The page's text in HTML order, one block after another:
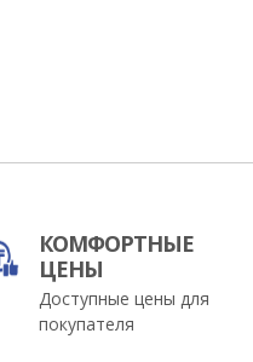
КОМФОРТНЫЕ
ЦЕНЫ
Доступные цены для
покупателя